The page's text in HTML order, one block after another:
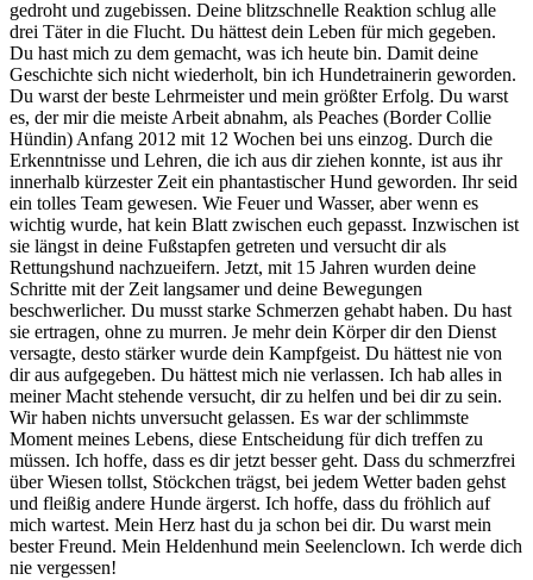
gedroht und zugebissen. Deine blitzschnelle Reaktion schlug alle
drei Täter in die Flucht. Du hättest dein Leben für mich gegeben.
Du hast mich zu dem gemacht, was ich heute bin. Damit deine
Geschichte sich nicht wiederholt, bin ich Hundetrainerin geworden.
Du warst der beste Lehrmeister und mein größter Erfolg. Du warst
es, der mir die meiste Arbeit abnahm, als Peaches (Border Collie
Hündin) Anfang 2012 mit 12 Wochen bei uns einzog. Durch die
Erkenntnisse und Lehren, die ich aus dir ziehen konnte, ist aus ihr
innerhalb kürzester Zeit ein phantastischer Hund geworden. Ihr seid
ein tolles Team gewesen. Wie Feuer und Wasser, aber wenn es
wichtig wurde, hat kein Blatt zwischen euch gepasst. Inzwischen ist
sie längst in deine Fußstapfen getreten und versucht dir als
Rettungshund nachzueifern. Jetzt, mit 15 Jahren wurden deine
Schritte mit der Zeit langsamer und deine Bewegungen
beschwerlicher. Du musst starke Schmerzen gehabt haben. Du hast
sie ertragen, ohne zu murren. Je mehr dein Körper dir den Dienst
versagte, desto stärker wurde dein Kampfgeist. Du hättest nie von
dir aus aufgegeben. Du hättest mich nie verlassen. Ich hab alles in
meiner Macht stehende versucht, dir zu helfen und bei dir zu sein.
Wir haben nichts unversucht gelassen. Es war der schlimmste
Moment meines Lebens, diese Entscheidung für dich treffen zu
müssen. Ich hoffe, dass es dir jetzt besser geht. Dass du schmerzfrei
über Wiesen tollst, Stöckchen trägst, bei jedem Wetter baden gehst
und fleißig andere Hunde ärgerst. Ich hoffe, dass du fröhlich auf
mich wartest. Mein Herz hast du ja schon bei dir. Du warst mein
bester Freund. Mein Heldenhund mein Seelenclown. Ich werde dich
nie vergessen!